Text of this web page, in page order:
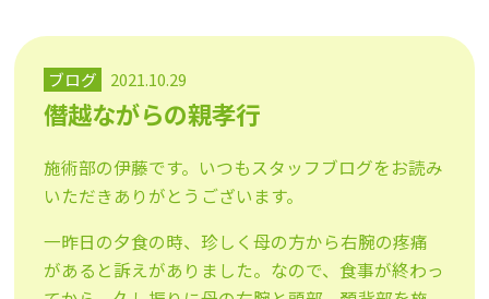
ブログ 2021.10.29
僭越ながらの親孝行
施術部の伊藤です。いつもスタッフブログをお読み
いただきありがとうございます。
一昨日の夕食の時、珍しく母の方から右腕の疼痛
があると訴えがありました。なので、食事が終わっ